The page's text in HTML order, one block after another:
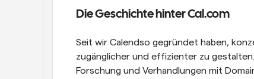
Die Geschichte hinter Cal.com
Seit wir Calendso gegründet haben,
zugänglicher und effizienter zu
Forschung und Verhandlungen mit